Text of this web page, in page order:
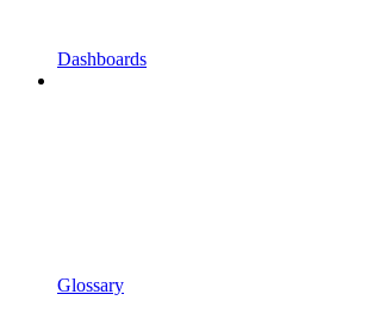
Dashboards
Glossary